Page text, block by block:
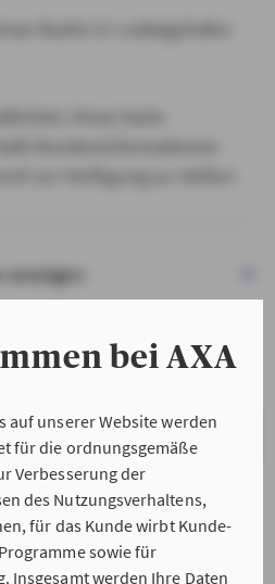
bei AXA
auf unserer Website werden
für die ordnungsgemäße
Verbesserung der
des Nutzungsverhaltens,
für das Kunde wirbt Kunde-
sowie für
Insgesamt werden Ihre Daten
& WEITER